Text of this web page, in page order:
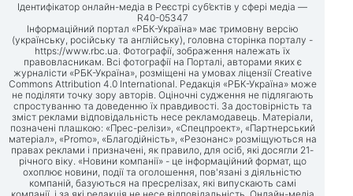
Ідентифікатор онлайн-медіа в Реєстрі суб’єктів у сфері медіа —
R40-05347
Інформаційний портал «РБК-Україна» має тримовну версію
(українську, російську та англійську), головна сторінка порталу -
https://www.rbc.ua. Фотографії, зображення належать їх
правовласникам. Всі фотографії на Порталі, авторами яких є
журналісти «РБК-Україна», розміщені на умовах ліцензії Creative
Commons Attribution 4.0 International. Редакція «РБК-Україна» може
не поділяти точку зору авторів. Оціночні судження не підлягають
спростуванню та доведенню їх правдивості. За достовірність та
зміст реклами відповідальність несе рекламодавець. Матеріали,
позначені плашкою: «Прес-релізи», «Спецпроект», «Партнерський
матеріал», «Promo», «Благодійність», «Резонанс» розміщуються на
правах реклами і призначені, як правило, для осіб, які досягли 21-
річного віку. «Новини компанії» - це інформаційний формат, що
охоплює новини, події та оголошення, пов'язані з діяльністю
компаній, базуються на пресрелізах, які випускають самі